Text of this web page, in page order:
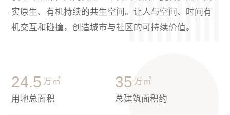
实原生、有机持续的共生空间。让人与空间、时间有
机交互和碰撞，创造城市与社区的可持续价值。
24.5 万㎡
用地总面积
35 万㎡
总建筑面积约